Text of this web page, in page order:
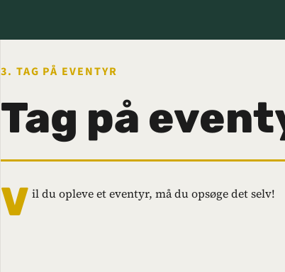
3. TAG PÅ EVENTYR
Tag på
V il du opleve et eventyr, må du opsøge det selv!